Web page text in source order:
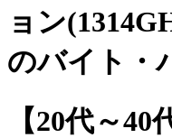
ョン
のバイト・
【20代～